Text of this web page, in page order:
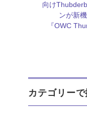
向け
ンが新
『OWC
カテゴリーで